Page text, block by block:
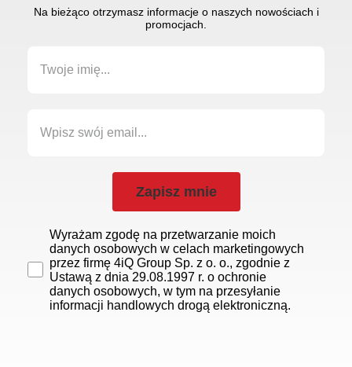
Na bieżąco otrzymasz informacje o naszych nowościach i
promocjach.
Zapisz mnie
Wyrażam zgodę na przetwarzanie moich
danych osobowych w celach marketingowych
przez firmę 4iQ Group Sp. z o. o., zgodnie z
Ustawą z dnia 29.08.1997 r. o ochronie
danych osobowych, w tym na przesyłanie
informacji handlowych drogą elektroniczną.